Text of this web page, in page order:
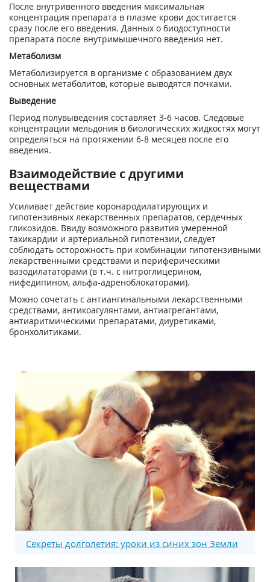
После внутривенного введения максимальная
концентрация препарата в плазме крови достигается
сразу после его введения. Данных о биодоступности
препарата после внутримышечного введения нет.
Метаболизм
Метаболизируется в организме с образованием двух
основных метаболитов, которые выводятся почками.
Выведение
Период полувыведения составляет 3-6 часов. Следовые
концентрации мельдония в биологических жидкостях могут
определяться на протяжении 6-8 месяцев после его
введения.
Взаимодействие с другими
веществами
Усиливает действие коронародилатирующих и
гипотензивных лекарственных препаратов, сердечных
гликозидов. Ввиду возможного развития умеренной
тахикардии и артериальной гипотензии, следует
соблюдать осторожность при комбинации гипотензивными
лекарственными средствами и периферическими
вазодилататорами (в т.ч. с нитроглицерином,
нифедипином, альфа-адреноблокаторами).
Можно сочетать с антиангинальными лекарственными
средствами, антикоагулянтами, антиагрегантами,
антиаритмическими препаратами, диуретиками,
бронхолитиками.
Секреты долголетия: уроки из синих зон Земли